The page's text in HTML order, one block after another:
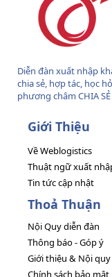
Diễn đàn xuất nhập
chia sẻ, hợp tác, học
phương châm CHIA
Giới Thiệu
Về Weblogistics
Thuật ngữ xuất
Tin tức cập nhật
Thoả Thuận
Nội Quy diễn đàn
Thông báo - Góp ý
Giới thiệu & Nội quy
Chính sách bảo mật